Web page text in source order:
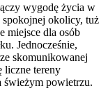
wygodę życia w
okolicy, tuż
miejsce dla osób
Jednocześnie,
skomunikowanej
liczne tereny
świeżym powietrzu.